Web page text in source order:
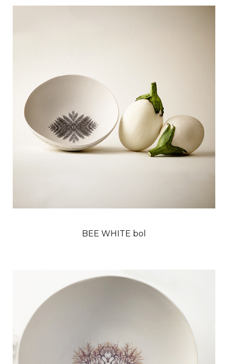
BEE WHITE bol